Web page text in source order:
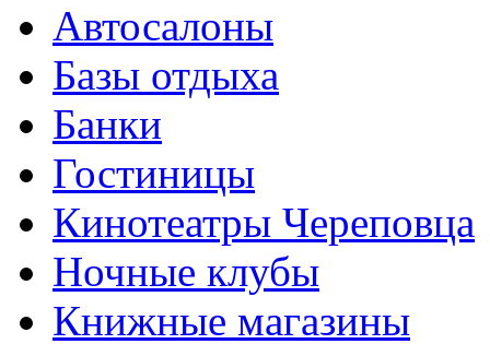
Автосалоны
Базы отдыха
Банки
Гостиницы
Кинотеатры Череповца
Ночные клубы
Книжные магазины